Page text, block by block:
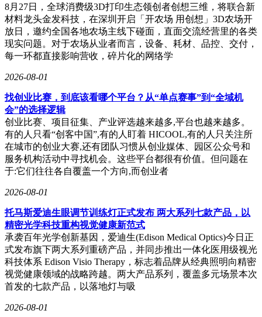
8月27日，全球消费级3D打印生态领创者创想三维，将联合新
材料龙头金发科技，在深圳开启「开农场 用创想」3D农场开
放日，邀约全国各地农场主线下碰面，直面交流经营里的各类
现实问题。对于农场从业者而言，设备、耗材、品控、交付，
每一环都直接影响营收，碎片化的网络学
2026-08-01
找创业比赛，到底该看哪个平台？从“单点赛事”到“全域机
会”的选择逻辑
创业比赛、项目征集、产业评选越来越多,平台也越来越多。
有的人只看“创客中国”,有的人盯着 HICOOL,有的人只关注所
在城市的创业大赛,还有团队习惯从创业媒体、园区公众号和
服务机构活动中寻找机会。这些平台都很有价值。但问题在
于:它们往往各自覆盖一个方向,而创业者
2026-08-01
托马斯爱迪生眼调节训练灯正式发布 两大系列七款产品，以
精密光学科技重构视觉健康新范式
承袭百年光学创新基因，爱迪生(Edison Medical Optics)今日正
式发布旗下两大系列重磅产品，并同步推出一体化医用级视光
科技体系 Edison Visio Therapy，标志着品牌从经典照明向精密
视觉健康领域的战略跨越。两大产品系列，覆盖多元场景本次
首发的七款产品，以落地灯与吸
2026-08-01